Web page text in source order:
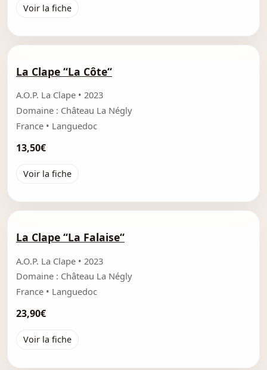
Voir la fiche
La Clape “La Côte“
A.O.P. La Clape • 2023
Domaine : Château La Négly
France • Languedoc
13,50€
Voir la fiche
La Clape “La Falaise“
A.O.P. La Clape • 2023
Domaine : Château La Négly
France • Languedoc
23,90€
Voir la fiche